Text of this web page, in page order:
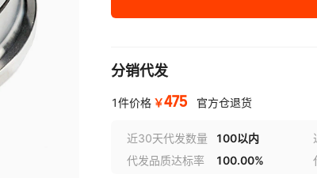
DN200
DN250
DN300
DN20
分销代发
1件价格 ￥475 官方仓退货
近30天代发数量 100以内
代发品质达标率
100.00%